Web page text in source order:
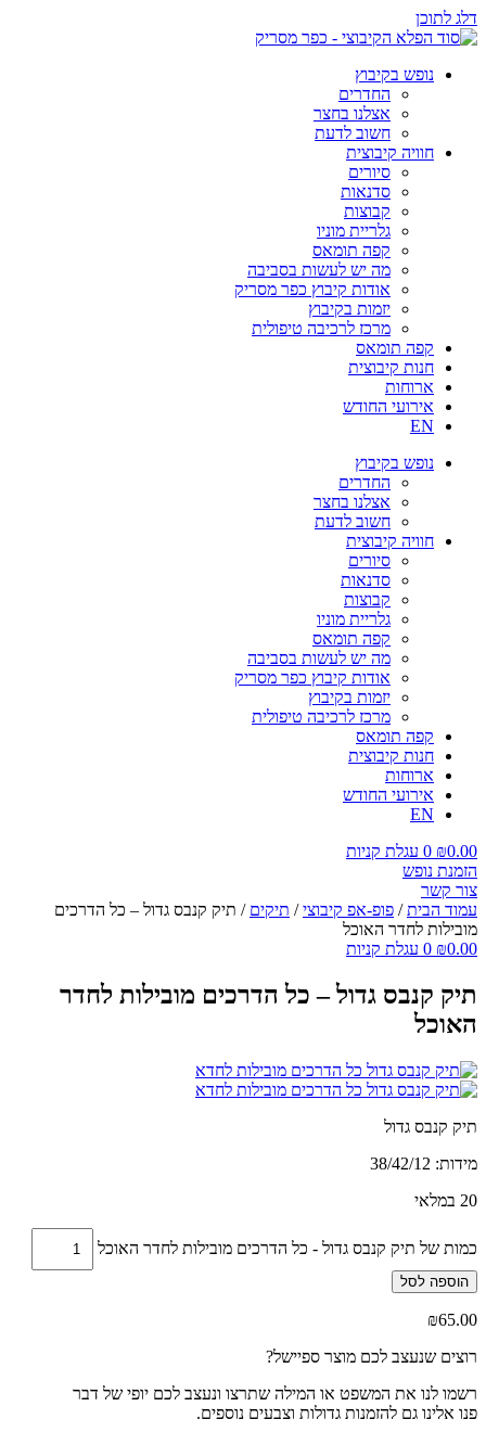
דלג לתוכן
נופש בקיבוץ
החדרים
אצלנו בחצר
חשוב לדעת
חוויה קיבוצית
סיורים
סדנאות
קבוצות
גלריית מוניו
קפה תומאס
מה יש לעשות בסביבה
אודות קיבוץ כפר מסריק
יזמות בקיבוץ
מרכז לרכיבה טיפולית
קפה תומאס
חנות קיבוצית
ארוחות
אירועי החודש
EN
נופש בקיבוץ
החדרים
אצלנו בחצר
חשוב לדעת
חוויה קיבוצית
סיורים
סדנאות
קבוצות
גלריית מוניו
קפה תומאס
מה יש לעשות בסביבה
אודות קיבוץ כפר מסריק
יזמות בקיבוץ
מרכז לרכיבה טיפולית
קפה תומאס
חנות קיבוצית
ארוחות
אירועי החודש
EN
₪0.00
0 עגלת קניות
הזמנת נופש
צור קשר
עמוד הבית/ פופ-אפ קיבוצי/ תיקים / תיק קנבס גדול – כל הדרכים
מובילות לחדר האוכל
₪0.00
0 עגלת קניות
תיק קנבס גדול – כל הדרכים מובילות לחדר
האוכל
תיק קנבס גדול
מידות: 38/42/12
20 במלאי
כמות של תיק קנבס גדול - כל הדרכים מובילות לחדר האוכל
הוספה לסל
₪65.00
רוצים שנעצב לכם מוצר ספיישל?
רשמו לנו את המשפט או המילה שתרצו ונעצב לכם יופי של דבר
פנו אלינו גם להזמנות גדולות וצבעים נוספים.